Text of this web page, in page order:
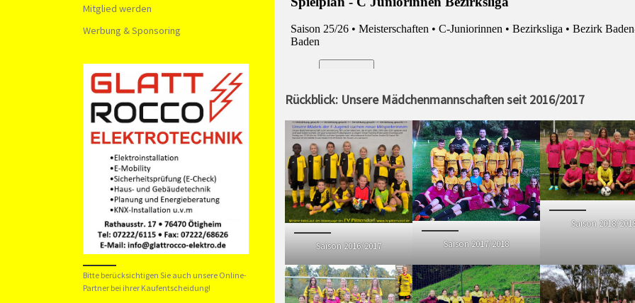
Rückblick: Unsere Mädchenmannschaften seit 2016/2017
Saison 2016/2017 Saison 2017/2018
Saison 2018/
Mitglied werden
Werbung & Sponsoring
Bitte berücksichtigen Sie auch unsere Online-
Partner bei ihrer Kaufentscheidung!